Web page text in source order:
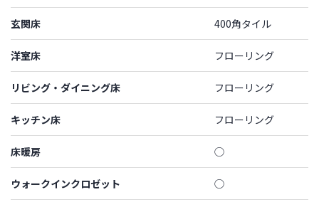
玄関床 400角タイル
洋室床 フローリング
リビング・ダイニング床 フローリング
キッチン床 フローリング
床暖房 ◯
ウォークインクロゼット ◯